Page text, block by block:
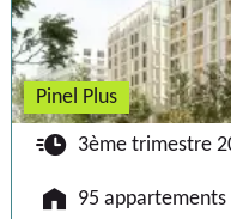
Pinel Plus
🕐 3ème trimestre
🏠 95 appartements